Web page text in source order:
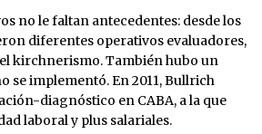
no le faltan antecedentes: desde los
diferentes operativos evaluadores,
kirchnerismo. También hubo un
se implementó. En 2011, Bullrich
diagnóstico en CABA, a la que
laboral y plus salariales.